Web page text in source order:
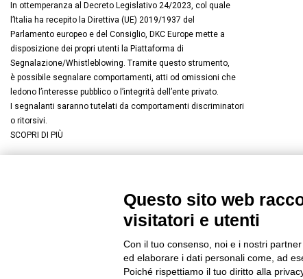
In ottemperanza al Decreto Legislativo 24/2023, col quale
l’Italia ha recepito la Direttiva (UE) 2019/1937 del
Parlamento europeo e del Consiglio, DKC Europe mette a
disposizione dei propri utenti la Piattaforma di
Segnalazione/Whistleblowing. Tramite questo strumento,
è possibile segnalare comportamenti, atti od omissioni che
ledono l’interesse pubblico o l’integrità dell’ente privato.
I segnalanti saranno tutelati da comportamenti discriminatori
o ritorsivi.
SCOPRI DI PIÙ
FACEBOOK LINKEDIN / YOUTUBE
Privacy -Cookies -Modifica preferenze
Questo sito web
visitatori e utenti
Con il tuo consenso, noi e i nostri
ed elaborare i dati personali come, ad
Poiché rispettiamo il tuo diritto alla